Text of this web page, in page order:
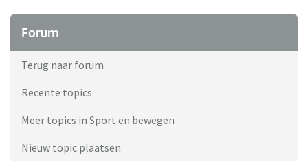
Forum
Terug naar forum
Recente topics
Meer topics in Sport en bewegen
Nieuw topic plaatsen